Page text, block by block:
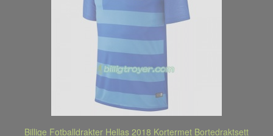
Billige Fotballdrakter Hellas 2018 Kortermet Bortedraktsett